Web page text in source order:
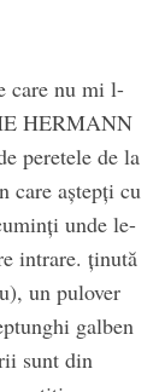
care nu mi l-
HERMANN
peretele de la
care aştepţi cu
unde le-
intrare. ţinută
un pulover
galben
sunt din